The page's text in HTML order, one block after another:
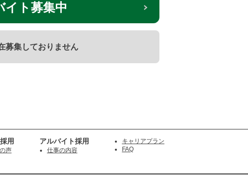
ト募集中
募集しておりません
用
声
アルバイト採用
仕事の内容
キャリアプラン
FAQ